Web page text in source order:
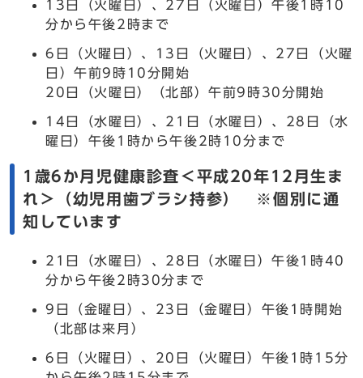
13日（火曜日）、27日（火曜日）午後1時10
分から午後2時まで
6日（火曜日）、13日（火曜日）、27日（火曜
日）午前9時10分開始
20日（火曜日）（北部）午前9時30分開始
14日（水曜日）、21日（水曜日）、28日（水
曜日）午後1時から午後2時10分まで
1歳6か月児健康診査＜平成20年12月生ま
れ＞（幼児用歯ブラシ持参） ※個別に通
知しています
21日（水曜日）、28日（水曜日）午後1時40
分から午後2時30分まで
9日（金曜日）、23日（金曜日）午後1時開始
（北部は来月）
6日（火曜日）、20日（火曜日）午後1時15分